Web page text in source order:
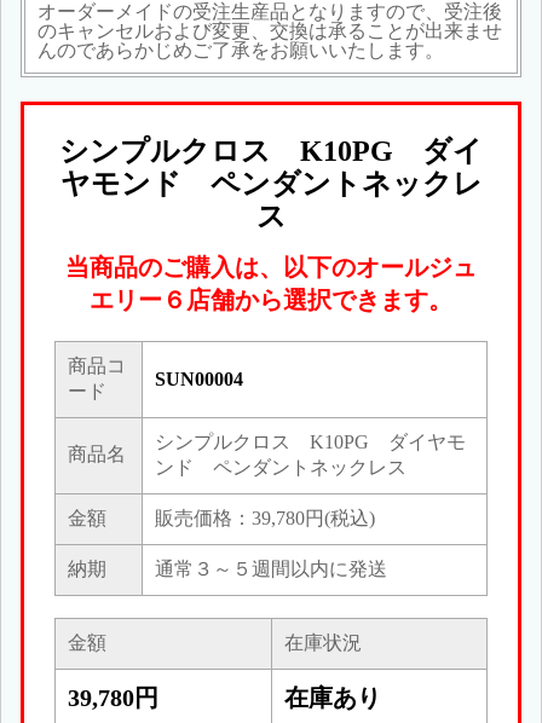
オーダーメイドの受注生産品となりますので、受注後
のキャンセルおよび変更、交換は承ることが出来ませ
んのであらかじめご了承をお願いいたします。
シンプルクロス K10PG ダイ
ヤモンド ペンダントネックレ
ス
当商品のご購入は、以下のオールジュ
エリー６店舗から選択できます。
商品コ
ード
SUN00004
商品名
シンプルクロス K10PG ダイヤモ
ンド ペンダントネックレス
金額 販売価格：39,780円(税込)
納期 通常３～５週間以内に発送
金額 在庫状況
39,780円 在庫あり